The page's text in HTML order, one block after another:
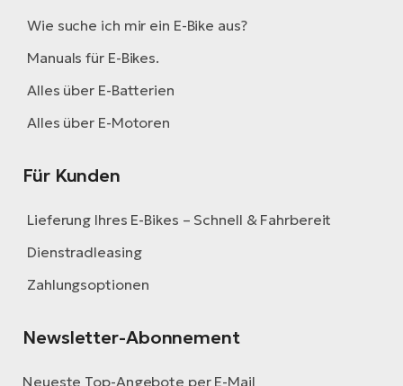
Wie suche ich mir ein E-Bike aus?
Manuals für E-Bikes.
Alles über E-Batterien
Alles über E-Motoren
Für Kunden
Lieferung Ihres E-Bikes – Schnell & Fahrbereit
Dienstradleasing
Zahlungsoptionen
Newsletter-Abonnement
Neueste Top-Angebote per E-Mail